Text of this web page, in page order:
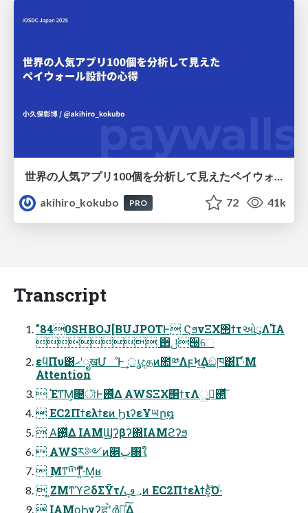
akihiro_kokubo
PRO 72 41k
Transcript
"840SHBOJ[BUJPOTͰ ϚϧνΞΧ΢ϯτઓུΛ࢝ΊΑ͏
 ઒ݪ੐େ
εϥΠυ͸ޙʹೖखՄೳͰ͢ ൃදதͷ಺༰ΛϝϞ͢Δඞཁ͸͋Γ·ͤΜ
Attention
 Έͳ͞Μ͕೔ৗͰ࢖͍ͬͯΔ AWSΞΧ΢ϯτΛࢥ͍ු͔΂͍ͯͩ͘͞
 EC2Πϯελϯεͷ ϦιʔεҰཡը໘
 Α͘࢖͍ͬͯΔ IAMϢʔβʔ΍IAMϩʔϧ
 AWSར༻ͷ੥ٻ৘ใ
 ͜Μͳײ͡ʹͳ͍ͬͯ·ͤΜ͔ʁ
 ͍ΖΜͳϓϩδΣΫτ/؀ڥͷ EC2Πϯελϯε͕ͪ͝Ό·ͥ
 IAMϙϦγʔਫ਼ࠪʹർฐ͍ͯ͠Δ